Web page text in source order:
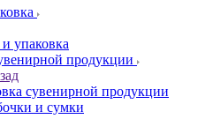
упаковка
продукции
сувенирной продукции
и сумки